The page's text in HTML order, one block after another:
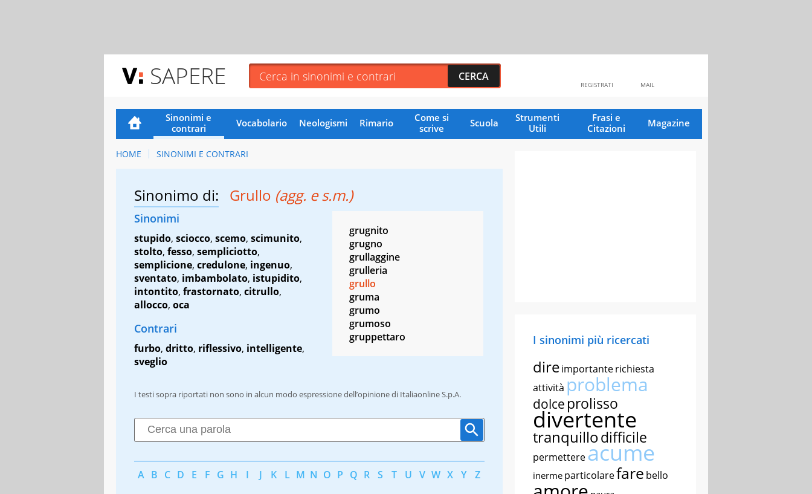
SAPERE MAIL
REGISTRATI
Sinonimi e
contrari
Vocabolario Neologismi Rimario
Come si
scrive
Scuola
Strumenti
Utili
Frasi e
Citazioni
Magazine
HOME SINONIMI E CONTRARI
Sinonimo di: Grullo (agg. e s.m.)
Sinonimi
stupido, sciocco, scemo, scimunito,
stolto, fesso, sempliciotto,
semplicione, credulone, ingenuo,
sventato, imbambolato, istupidito,
intontito, frastornato, citrullo,
allocco, oca
Contrari
furbo, dritto, riflessivo, intelligente,
sveglio
grugnito
grugno
grullaggine
grulleria
grullo
gruma
grumo
grumoso
gruppettaro
I testi sopra riportati non sono in alcun modo espressione dell’opinione di Italiaonline S.p.A.
A B C D E F G H I J K L M N O P Q R S T U V W X Y Z
I sinonimi più ricercati
direimportanterichiesta
attività problema
dolce prolisso
divertente
tranquillodifficile
permettereacume
inerme particolarefare bello